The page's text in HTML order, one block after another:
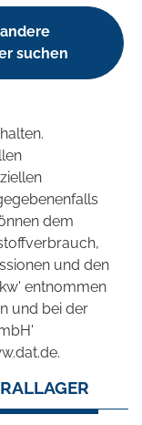
suchen
dem
und den
entnommen
und bei der